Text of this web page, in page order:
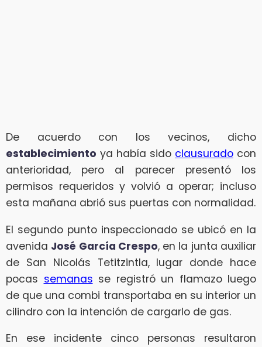
De acuerdo con los vecinos, dicho
establecimiento ya había sido clausurado con
anterioridad, pero al parecer presentó los
permisos requeridos y volvió a operar; incluso
esta mañana abrió sus puertas con normalidad.
El segundo punto inspeccionado se ubicó en la
avenida José García Crespo, en la junta auxiliar
de San Nicolás Tetitzintla, lugar donde hace
pocas semanas se registró un flamazo luego
de que una combi transportaba en su interior un
cilindro con la intención de cargarlo de gas.
En ese incidente cinco personas resultaron